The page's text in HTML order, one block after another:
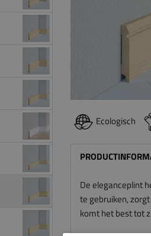
Ecologisch
De eleganceplint
te gebruiken,
komt het best tot